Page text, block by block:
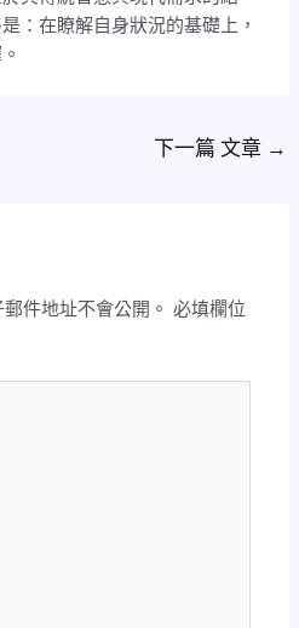
：在瞭解自身狀況的基礎上，
下一篇 文章 →
件地址不會公開。 必填欄位